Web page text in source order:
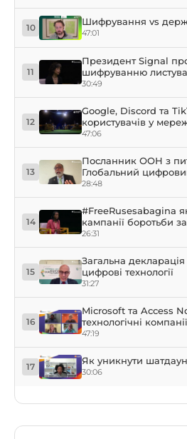
10 Шифрування vs
47:01
11
Президент Signal
шифруванню
30:49
12
Google, Discord та
користувачів у
47:06
13
Посланник ООН з
Глобальний
вирішення проблем ІІ
28:48
14
#FreeRusesabagina
кампанії боротьби
26:31
15
Загальна
цифрові технології
31:27
16
Microsoft та Access
технологічні
47:19
17 Як уникнути
30:06